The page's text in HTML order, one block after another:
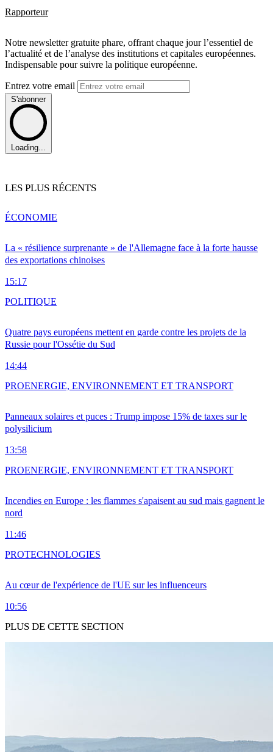
Rapporteur
Notre newsletter gratuite phare, offrant chaque jour l’essentiel de
l’actualité et de l’analyse des institutions et capitales européennes.
Indispensable pour suivre la politique européenne.
Entrez votre email
S'abonner
Loading...
LES PLUS RÉCENTS
La « résilience surprenante » de l'Allemagne face à la forte hausse
des exportations chinoises
15:17
ÉCONOMIE
Quatre pays européens mettent en garde contre les projets de la
Russie pour l'Ossétie du Sud
14:44
POLITIQUE
Panneaux solaires et puces : Trump impose 15% de taxes sur le
polysilicium
13:58
PROENERGIE, ENVIRONNEMENT ET TRANSPORT
Incendies en Europe : les flammes s'apaisent au sud mais gagnent le
nord
11:46
PROENERGIE, ENVIRONNEMENT ET TRANSPORT
Au cœur de l'expérience de l'UE sur les influenceurs
10:56
PROTECHNOLOGIES
PLUS DE CETTE SECTION